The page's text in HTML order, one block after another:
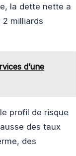
la dette nette a
2 milliards
d’une
profil de risque
des taux
des